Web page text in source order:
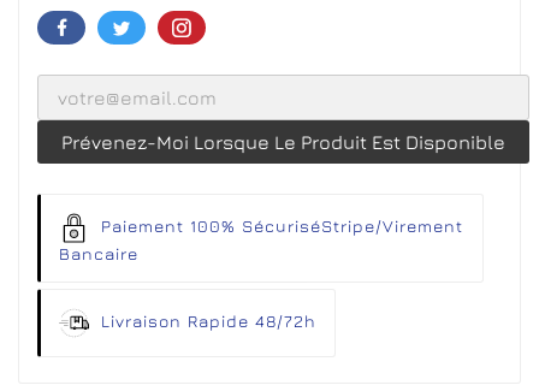
Prévenez-Moi Lorsque Le Produit Est Disponible
Paiement 100% SécuriséStripe/Virement
Bancaire
Livraison Rapide 48/72h